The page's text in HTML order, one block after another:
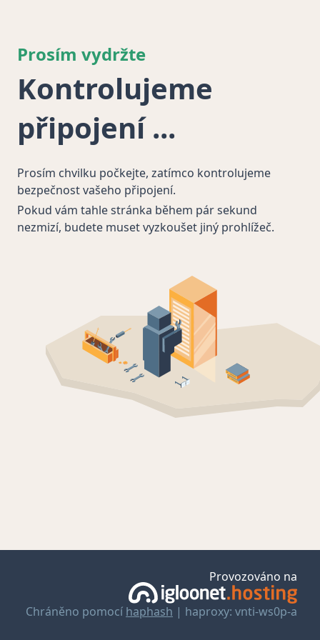
Prosím vydržte
Kontrolujeme
připojení
Prosím chvilku počkejte, zatímco kontrolujeme
bezpečnost vašeho připojení.
Pokud vám tahle stránka během pár sekund
nezmizí, budete muset vyzkoušet jiný prohlížeč.
Provozováno na
Chráněno pomocí haphash | haproxy: vnti-ws0p-a